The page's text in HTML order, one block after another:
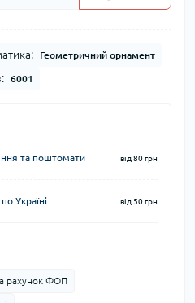
Геометричний орнамент
6001
та поштомати від 80 грн
Україні від 50 грн
рахунок ФОП